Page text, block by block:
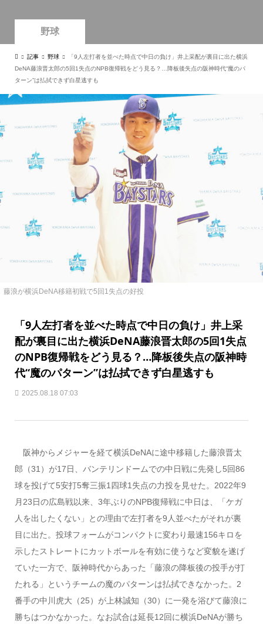
野球
記事 野球
「9人左打者を並べた時点で中日の負け」井上采配が裏目に出た横浜
DeNA藤浪晋太郎の5回1失点のNPB復帰戦をどう見る？…降板後失点の阪神時代“魔のパ
ターン”は払拭できず白星逃すも
藤浪が横浜DeNA移籍初戦で5回1失点の好投
「9人左打者を並べた時点で中日の負け」井上采
配が裏目に出た横浜DeNA藤浪晋太郎の5回1失点
のNPB復帰戦をどう見る？…降板後失点の阪神時
代“魔のパターン”は払拭できず白星逃すも
2025.08.18 07:03
阪神からメジャーを経て横浜DeNAに途中移籍した藤浪晋太
郎（31）が17日、バンテリンドームでの中日戦に先発し5回86
球を投げて5安打5奪三振1四球1失点の力投を見せた。2022年9
月23日の広島戦以来、3年ぶりのNPB復帰戦に中日は、「ケガ
人を出したくない」との理由で左打者を9人並べたがそれが裏
目に出た。投球フォームがコンパクトに変わり最速156キロを
示したストレートにカットボールを有効に使うなど変貌を遂げ
ていた一方で、阪神時代からあった「藤浪の降板後の投手が打
たれる」というチームの魔のパターンは払拭できなかった。2
番手の中川虎大（25）が上林誠知（30）に一発を浴びて藤浪に
勝ちはつかなかった。なお試合は延長12回に横浜DeNAが勝ち